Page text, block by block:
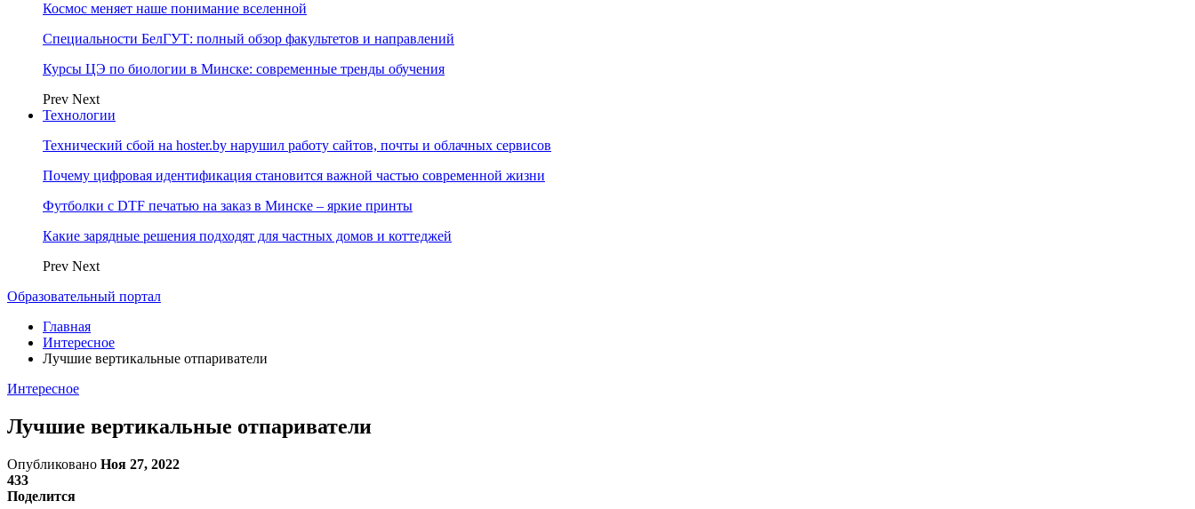
Космос меняет наше понимание вселенной
Специальности БелГУТ: полный обзор факультетов и направлений
Курсы ЦЭ по биологии в Минске: современные тренды обучения
Prev Next
Технологии
Технический сбой на hoster.by нарушил работу сайтов, почты и облачных сервисов
Почему цифровая идентификация становится важной частью современной жизни
Футболки с DTF печатью на заказ в Минске – яркие принты
Какие зарядные решения подходят для частных домов и коттеджей
Prev Next
Образовательный портал
Главная
Интересное
Лучшие вертикальные отпариватели
Интересное
Лучшие вертикальные отпариватели
Опубликовано Ноя 27, 2022
433
Поделится